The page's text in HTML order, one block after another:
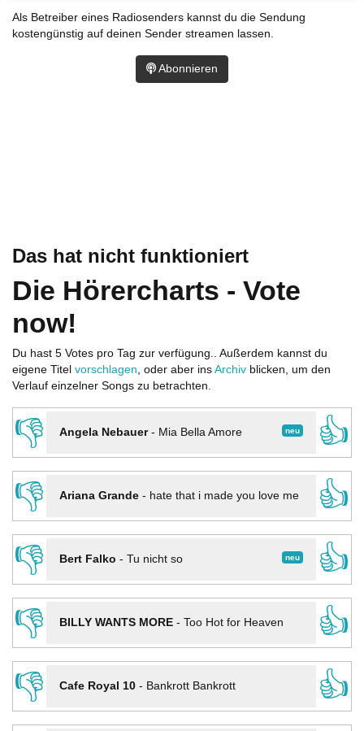
Das hat nicht funktioniert
Die Hörercharts - Vote
now!
Du hast 5 Votes pro Tag zur verfügung.. Außerdem kannst du
eigene Titel vorschlagen, oder aber ins Archiv blicken, um den
Verlauf einzelner Songs zu betrachten.
👎 neu
Angela Nebauer- Mia Bella Amore
👍
👎
Ariana Grande- hate that i made you love me
👍
👎
neu
Bert Falko - Tu nicht so
👍
👎
BILLY WANTS MORE- Too Hot for Heaven
👍
👎
Cafe Royal 10- Bankrott Bankrott
👍
Als Betreiber eines Radiosenders kannst du die Sendung
kostengünstig auf deinen Sender streamen lassen.
Abonnieren